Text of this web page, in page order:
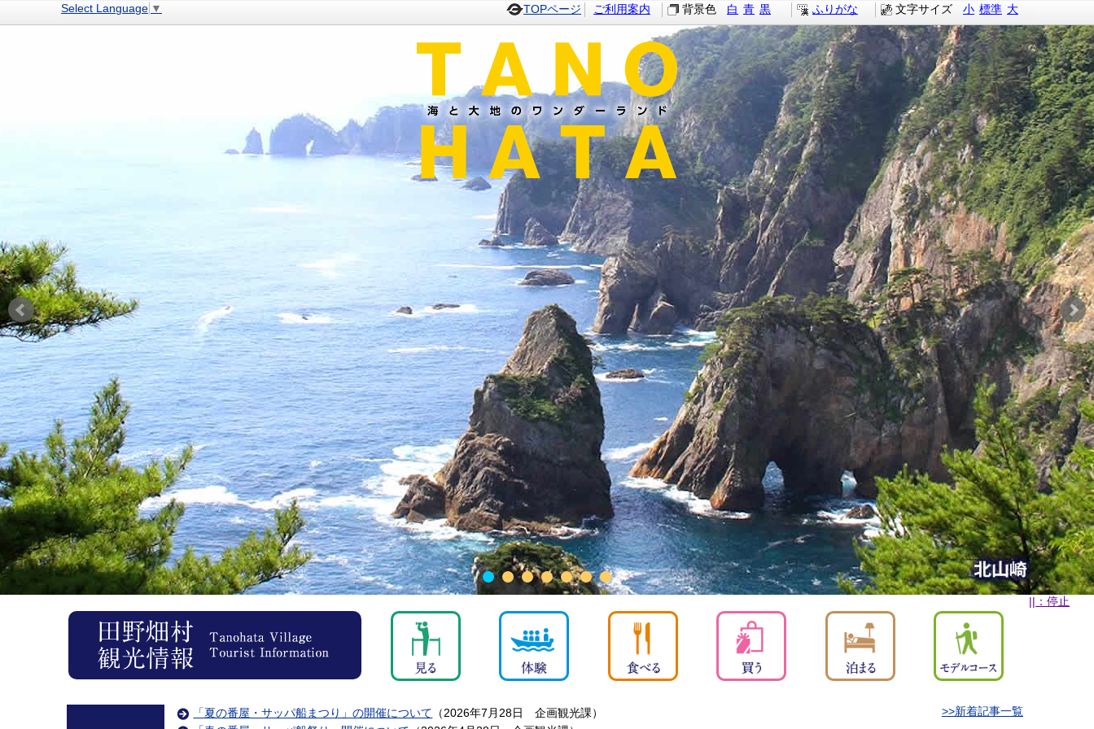
文字サイズ 小 標準 大
Select Language ▼ TOPページ ご利用案内 背景色 白 青 黒 ふりがな
||：停止
「夏の番屋・サッパ船まつり」の開催について （2026年7月28日 企画観光課）
>>新着記事一覧